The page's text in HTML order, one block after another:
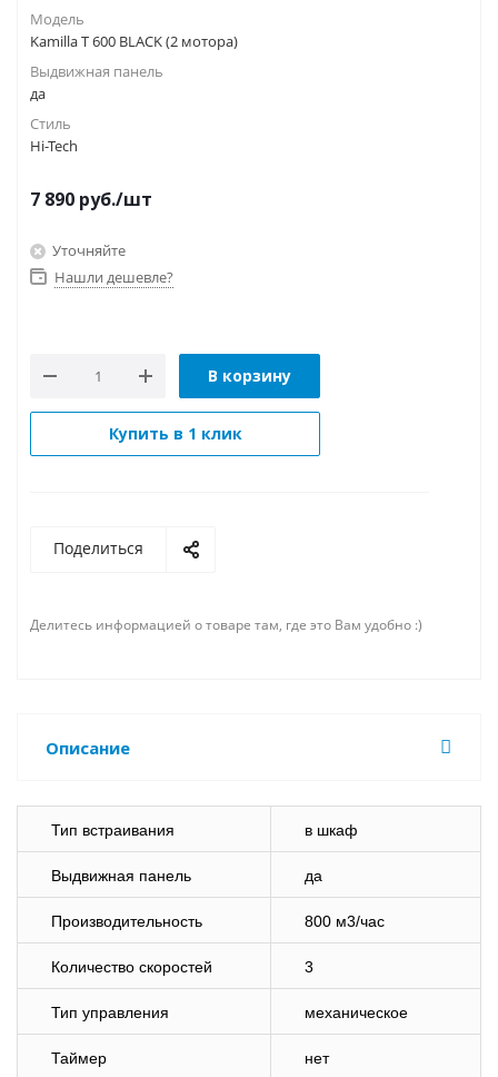
Модель
Kamilla T 600 BLACK (2 мотора)
Выдвижная панель
да
Стиль
Hi-Tech
7 890 руб./шт
Уточняйте
Нашли дешевле?
В корзину
Купить в 1 клик
Поделиться
Делитесь информацией о товаре там, где это Вам удобно :)
Описание
Тип встраивания в шкаф
Выдвижная панель да
Производительность 800 м3/час
Количество скоростей 3
Тип управления механическое
Таймер нет